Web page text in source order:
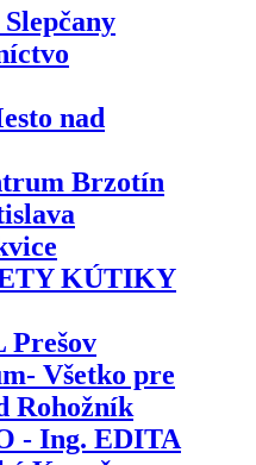
nad
Brzotín
KÚTIKY
Prešov
Všetko pre
Rohožník
- Ing. EDITA